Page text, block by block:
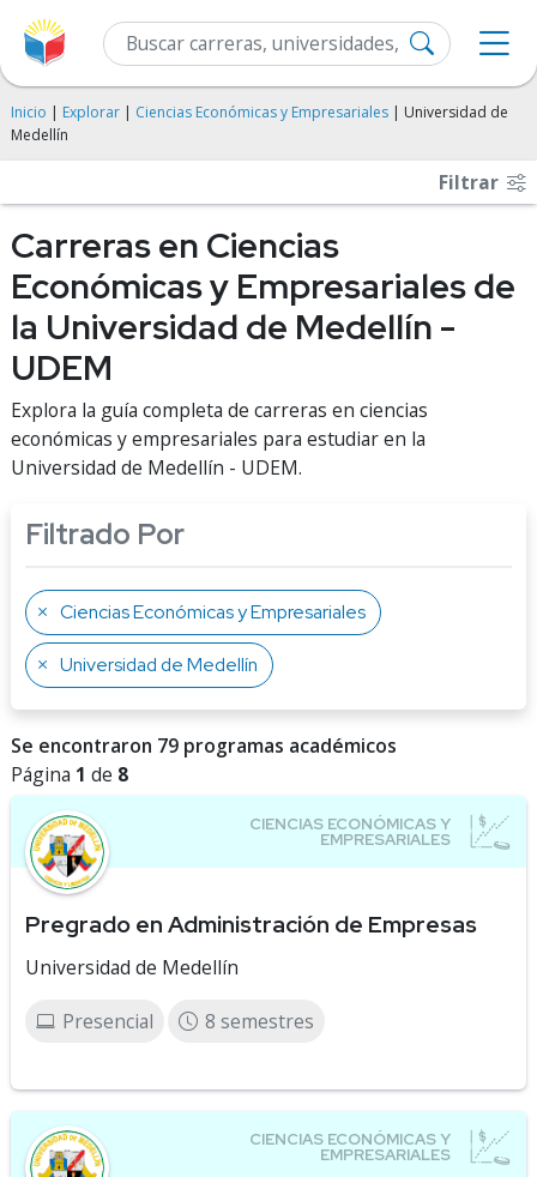
Inicio | Explorar | Ciencias Económicas y Empresariales | Universidad de
Medellín
Filtrar
Carreras en Ciencias
Económicas y Empresariales de
la Universidad de Medellín -
UDEM
Explora la guía completa de carreras en ciencias
económicas y empresariales para estudiar en la
Universidad de Medellín - UDEM.
Filtrado Por
Ciencias Económicas y Empresariales
Universidad de Medellín
Se encontraron 79 programas académicos
Página 1 de 8
Pregrado en Administración de Empresas
Universidad de Medellín
Presencial 8 semestres